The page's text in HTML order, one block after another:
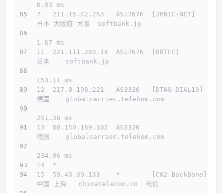
0.93 ms
7   211.15.42.253   AS17676  [JPNIC-NET]
日本 大阪府 大阪  softbank.jp
1.67 ms
11  221.111.203.14  AS17676  [BBTEC]
日本    softbank.jp
153.11 ms
12  217.0.198.221   AS3320   [DTAG-DIAL13]
德国    globalcarrier.telekom.com
251.38 ms
13  80.150.169.102  AS3320
德国    globalcarrier.telekom.com
234.96 ms
14  *
15  59.43.39.133    *        [CN2-BackBone]
中国 上海   chinatelecom.cn  电信